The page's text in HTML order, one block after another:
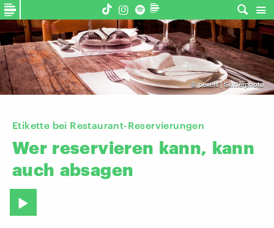
©pexels | Skitterphoto
Etikette bei Restaurant-Reservierungen
Wer reservieren kann, kann
auch absagen